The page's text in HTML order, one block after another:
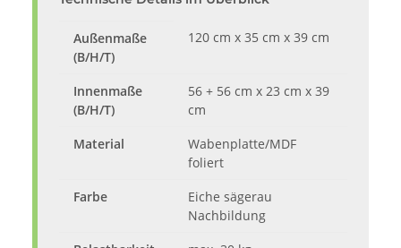
Außenmaße
(B/H/T)
120 cm x 35 cm x 39 cm
Innenmaße
(B/H/T)
56 + 56 cm x 23 cm x 39
cm
Material
Wabenplatte/MDF
foliert
Farbe
Eiche sägerau
Nachbildung